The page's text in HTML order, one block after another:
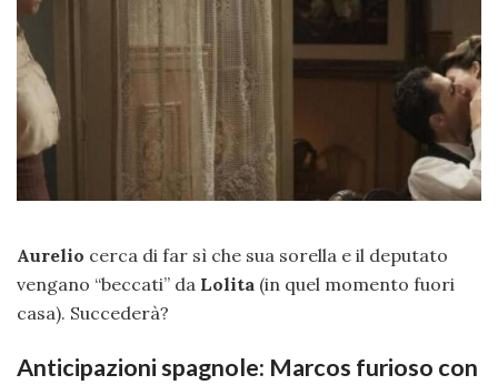
Aurelio cerca di far sì che sua sorella e il deputato
vengano “beccati” da Lolita (in quel momento fuori
casa). Succederà?
Anticipazioni spagnole: Marcos furioso con